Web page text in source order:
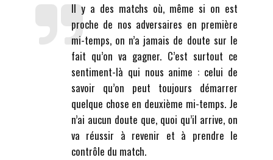
Il y a des matchs où, même si on est
proche de nos adversaires en première
mi-temps, on n’a jamais de doute sur le
fait qu’on va gagner. C’est surtout ce
sentiment-là qui nous anime : celui de
savoir qu’on peut toujours démarrer
quelque chose en deuxième mi-temps. Je
n’ai aucun doute que, quoi qu’il arrive, on
va réussir à revenir et à prendre le
contrôle du match.